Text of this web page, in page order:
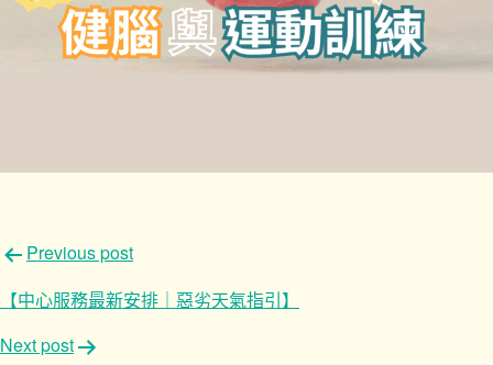
文
章
導
覽
Previous post
【中心服務最新安排｜惡劣天氣指引】
Next post